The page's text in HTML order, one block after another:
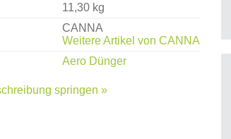
11,30 kg
CANNA
Weitere Artikel von CANNA
Aero Dünger
springen »